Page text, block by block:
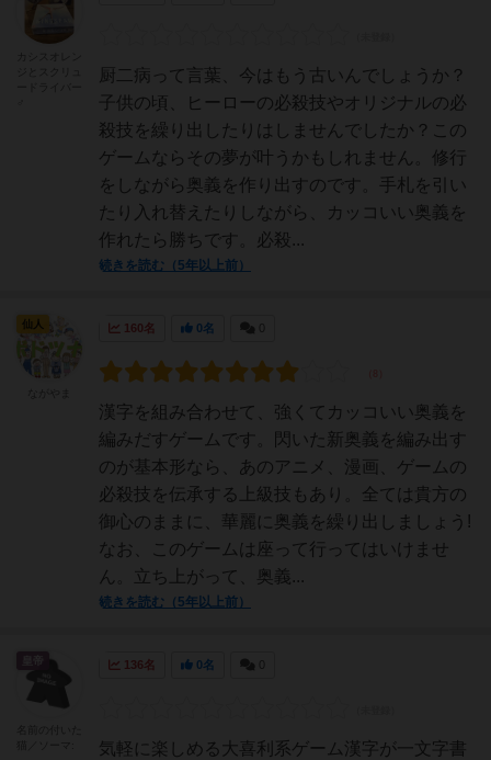
厨二病って言葉、今はもう古いんでしょうか？
子供の頃、ヒーローの必殺技やオリジナルの必
殺技を繰り出したりはしませんでしたか？この
ゲームならその夢が叶うかもしれません。修行
をしながら奥義を作り出すのです。手札を引い
たり入れ替えたりしながら、カッコいい奥義を
作れたら勝ちです。必殺...
続きを読む（5年以上前）
160名 0名
漢字を組み合わせて、強くてカッコいい奥義を
編みだすゲームです。閃いた新奥義を編み出す
のが基本形なら、あのアニメ、漫画、ゲームの
必殺技を伝承する上級技もあり。全ては貴方の
御心のままに、華麗に奥義を繰り出しましょう!
なお、このゲームは座って行ってはいけませ
ん。立ち上がって、奥義...
続きを読む（5年以上前）
仙人
136名 0名
気軽に楽しめる大喜利系ゲーム漢字が一文字書